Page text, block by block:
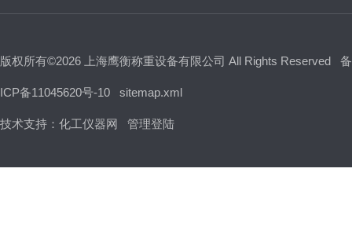
版权所有©2026 上海鹰衡称重设备有限公司 All Rights Reserved
ICP备11045620号-10 sitemap.xml
技术支持： 化工仪器网 管理登陆